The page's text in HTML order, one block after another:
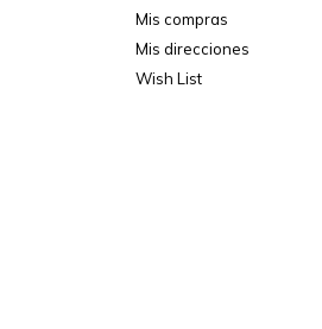
Mis compras
Mis direcciones
Wish List